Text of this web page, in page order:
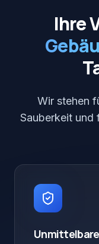
Ihre
Wir stehen
Sauberkeit und